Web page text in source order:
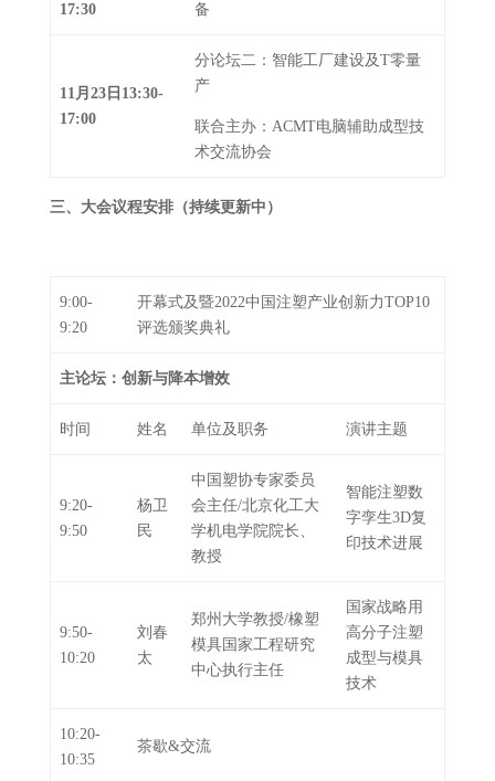
17:30
备
11月 23 日 13:30-
17:00
分论坛二：智能工厂建设及T零量
产
联合主办：ACMT电脑辅助成型技
术交流协会
三、大会议程安排（持续更新中）
9:00-
9:20
开幕式及暨2022中国注塑产业创新力TOP10
评选颁奖典礼
主论坛：创新与降本增效
时间 姓名 单位及职务 演讲主题
9:20-
9:50
杨卫
民
中国塑协专家委员
会主任/北京化工大
学机电学院院长、
教授
智能注塑数
字孪生3D复
印技术进展
9:50-
10:20
刘春
太
郑州大学教授/橡塑
模具国家工程研究
中心执行主任
国家战略用
高分子注塑
成型与模具
技术
10:20-
10:35
茶歇&交流